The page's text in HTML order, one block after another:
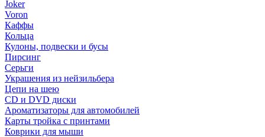
Joker
Voron
Каффы
Кольца
Кулоны, подвески и бусы
Пирсинг
Серьги
Украшения из нейзильбера
Цепи на шею
CD и DVD диски
Ароматизаторы для автомобилей
Карты тройка с принтами
Коврики для мыши